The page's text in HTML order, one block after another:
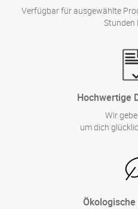
Verfügbar für ausgewählte
Stunden
Hochwertige
Wir
um dich